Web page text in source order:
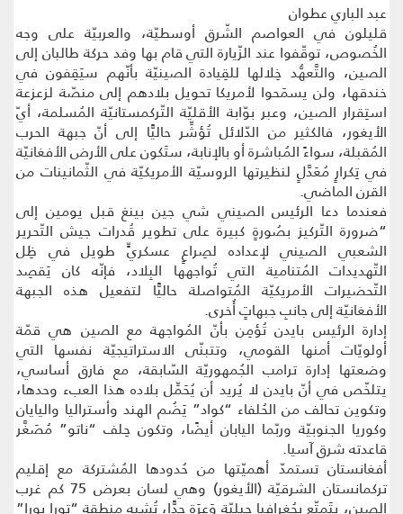
عبد الباري عطوان
قليلون في العواصم الشّرق أوسطيّة، والعربيّة على وجه
الخُصوص، توقّفوا عند الزّيارة التي قام بها وفد حركة طالبان إلى
الصين، والتَّعهُّد خِلالها للقِيادة الصينيّة بأنّهم سيَقِفون في
خندقها، ولن يسمَحوا لأمريكا تحويل بلادهم إلى منصّة لزعزعة
استِقرار الصين، وعبر بوّابة الأقليّة التّركمستانيّة المُسلمة، أيّ
الأيغور، فالكثير من الدّلائل تُؤشِّر حاليًّا إلى أنّ جبهة الحرب
المُقبلة، سواءً المُباشرة أو بالإنابة، ستَكون على الأرض الأفغانيّة
في تِكرارٍ مُعَدَّلٍ لنظيرتها الروسيّة الأمريكيّة في الثّمانينات من
القرن الماضي.
فعندما دعا الرئيس الصيني شي جين بينغ قبل يومين إلى
“ضرورة التّركيز بصُورةٍ كبيرة على تطوير قُدرات جيش التّحرير
الشعبي الصيني لإعداده لصِراعٍ عسكريٍّ طويل في ظِل
التّهديدات المُتنامية التي تُواجهها البِلاد، فإنّه كان يَقصِد
التّحضيرات الأمريكيّة المُتواصلة حاليًّا لتفعيل هذه الجبهة
الأفغانيّة إلى جانبِ جبهاتٍ أُخرى.
إدارة الرئيس بايدن تُؤمِن بأنّ المُواجهة مع الصين هي قمّة
أولويّات أمنها القومي، وتتبنّى الاستراتيجيّة نفسها التي
وضعتها إدارة ترامب الجُمهوريّة السّابقة، مع فارق أساسي،
يتلخّص في أنّ بايدن لا يُريد أن يُحَمِّل بلاده هذا العبء وحدها،
وتكوين تحالف من الحُلفاء “كواد” يَضُم الهند وأستراليا واليايان
وكوريا الجنوبيّة وربّما اليابان أيضًا، وتكون حِلف “ناتو” مُصَغَّر
قاعدته شرق آسيا.
أفغانستان تستمدّ أهميّتها من حُدودها المُشتركة مع إقليم
تركمانستان الشرقيّة (الأيغور) وهي لسان بعرض 75 كم غرب
الصين، يتَمتّع بجُغرافيا جبليّة وَعِرَة جدًّا، تُشبِه منطقة “تورا بورا”